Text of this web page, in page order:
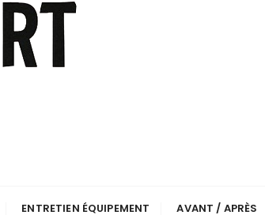
ENTRETIEN ÉQUIPEMENT AVANT / APRÈS